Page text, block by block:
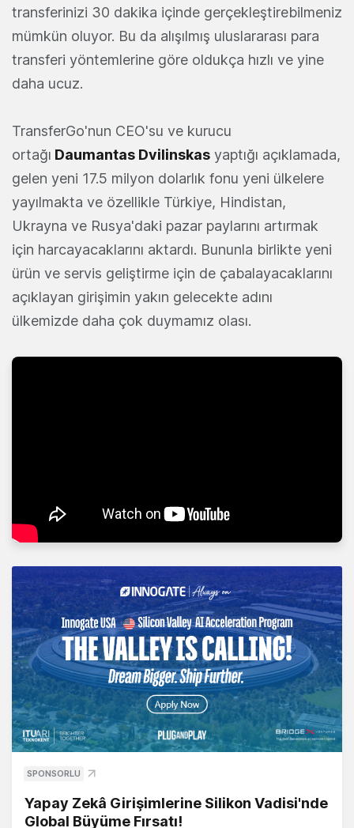
transferinizi 30 dakika içinde gerçekleştirebilmeniz
mümkün oluyor. Bu da alışılmış uluslararası para
transferi yöntemlerine göre oldukça hızlı ve yine
daha ucuz.
TransferGo'nun CEO'su ve kurucu
ortağı Daumantas Dvilinskas yaptığı açıklamada,
gelen yeni 17.5 milyon dolarlık fonu yeni ülkelere
yayılmakta ve özellikle Türkiye, Hindistan,
Ukrayna ve Rusya'daki pazar paylarını artırmak
için harcayacaklarını aktardı. Bununla birlikte yeni
ürün ve servis geliştirme için de çabalayacaklarını
açıklayan girişimin yakın gelecekte adını
ülkemizde daha çok duymamız olası.
SPONSORLU
Yapay Zekâ Girişimlerine Silikon Vadisi'nde
Global Büyüme Fırsatı!